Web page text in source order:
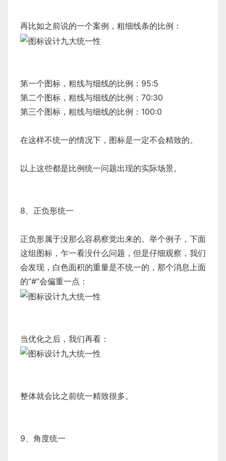
再比如之前说的一个案例，粗细线条的比例：
第一个图标，粗线与细线的比例：95:5
第二个图标，粗线与细线的比例：70:30
第三个图标，粗线与细线的比例：100:0
在这样不统一的情况下，图标是一定不会精致的。
以上这些都是比例统一问题出现的实际场景。
8、正负形统一
正负形属于没那么容易察觉出来的。举个例子，下面
这组图标，乍一看没什么问题，但是仔细观察，我们
会发现，白色面积的重量是不统一的，那个消息上面
的“#”会偏重一点：
当优化之后，我们再看：
整体就会比之前统一精致很多。
9、角度统一